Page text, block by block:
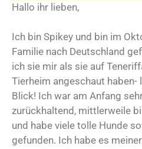
Hallo ihr lieben,
Ich bin Spikey und bin im
Familie nach Deutschland
ich sie mir als sie auf
Tierheim angeschaut haben-
Blick! Ich war am Anfang
zurückhaltend, mittlerweile
und habe viele tolle Hunde
gefunden. Ich habe es